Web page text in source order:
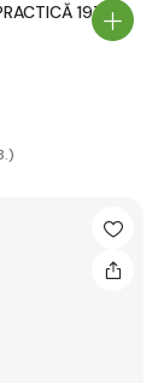
1979